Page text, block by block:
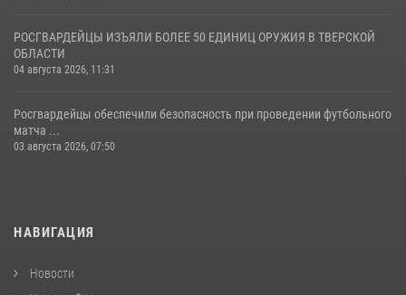
РОСГВАРДЕЙЦЫ ИЗЪЯЛИ БОЛЕЕ 50 ЕДИНИЦ ОРУЖИЯ В ТВЕРСКОЙ
ОБЛАСТИ
04 августа 2026, 11:31
Росгвардейцы обеспечили безопасность при проведении футбольного
матча ...
03 августа 2026, 07:50
НАВИГАЦИЯ
Новости